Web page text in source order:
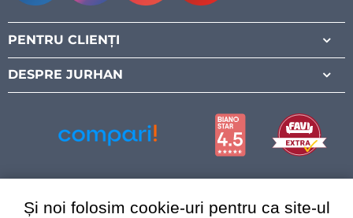
PENTRU CLIENȚI
DESPRE JURHAN
Și noi folosim cookie-uri pentru ca site-ul